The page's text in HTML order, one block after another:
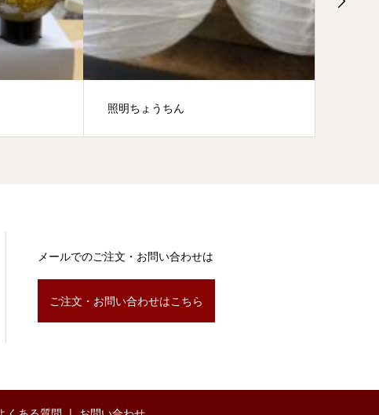
照明ちょうちん
メールでのご注文・お問い合わせは
ご注文・お問い合わせはこちら